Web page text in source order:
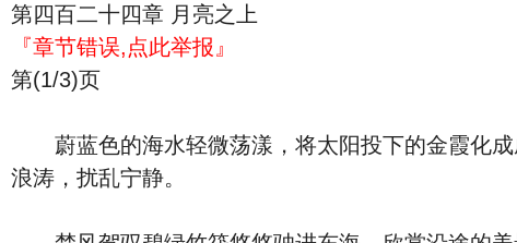
第四百二十四章 月亮之上
『章节错误,点此举报』
第(1/3)页
蔚蓝色的海水轻微荡漾，将太阳投下的金霞化成
浪涛，扰乱宁静。